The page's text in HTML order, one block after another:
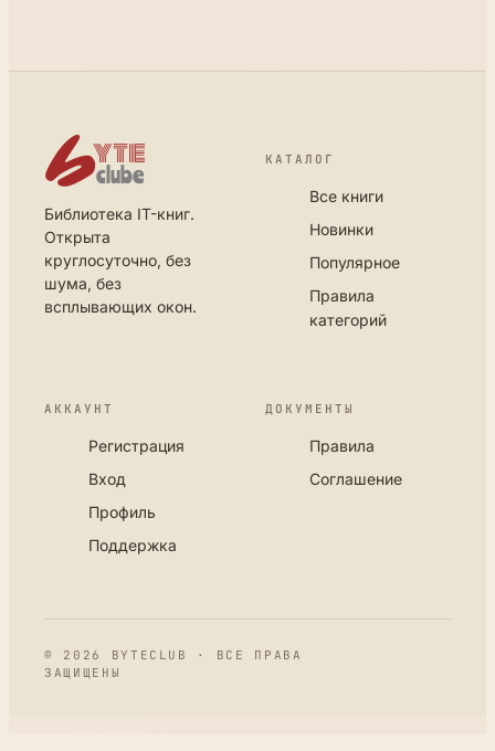
Библиотека IT-книг.
Открыта
круглосуточно, без
шума, без
всплывающих окон.
КАТАЛОГ
Все книги
Новинки
Популярное
Правила
категорий
АККАУНТ
Регистрация
Вход
Профиль
Поддержка
ДОКУМЕНТЫ
Правила
Соглашение
© 2026 BYTECLUB · ВСЕ ПРАВА
ЗАЩИЩЕНЫ